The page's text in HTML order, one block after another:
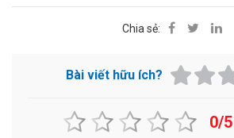
Chia sẻ:
Bài viết hữu ích?
0/5